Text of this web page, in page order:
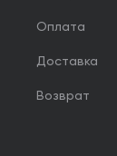
Оплата
Доставка
Возврат